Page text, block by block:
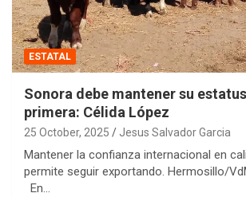
ESTATAL
Sonora debe mantener su
primera: Célida López
25 October, 2025 Jesus Salvador Garcia
Mantener la confianza internacional en
permite seguir exportando. Hermosillo/
En…